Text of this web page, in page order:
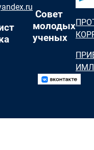
Совет
молодых
ученых